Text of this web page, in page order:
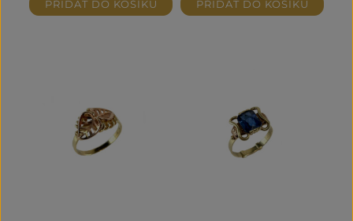
PŘIDAT DO KOŠÍKU PŘIDAT DO KOŠÍKU